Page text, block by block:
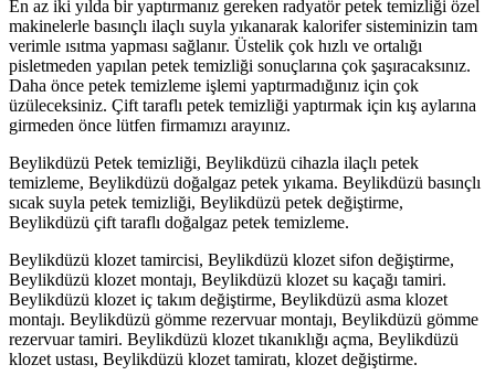
En az iki yılda bir yaptırmanız gereken radyatör petek temizliği özel
makinelerle basınçlı ilaçlı suyla yıkanarak kalorifer sisteminizin tam
verimle ısıtma yapması sağlanır. Üstelik çok hızlı ve ortalığı
pisletmeden yapılan petek temizliği sonuçlarına çok şaşıracaksınız.
Daha önce petek temizleme işlemi yaptırmadığınız için çok
üzüleceksiniz. Çift taraflı petek temizliği yaptırmak için kış aylarına
girmeden önce lütfen firmamızı arayınız.
Beylikdüzü Petek temizliği, Beylikdüzü cihazla ilaçlı petek
temizleme, Beylikdüzü doğalgaz petek yıkama. Beylikdüzü basınçlı
sıcak suyla petek temizliği, Beylikdüzü petek değiştirme,
Beylikdüzü çift taraflı doğalgaz petek temizleme.
Beylikdüzü klozet tamircisi, Beylikdüzü klozet sifon değiştirme,
Beylikdüzü klozet montajı, Beylikdüzü klozet su kaçağı tamiri.
Beylikdüzü klozet iç takım değiştirme, Beylikdüzü asma klozet
montajı. Beylikdüzü gömme rezervuar montajı, Beylikdüzü gömme
rezervuar tamiri. Beylikdüzü klozet tıkanıklığı açma, Beylikdüzü
klozet ustası, Beylikdüzü klozet tamiratı, klozet değiştirme.